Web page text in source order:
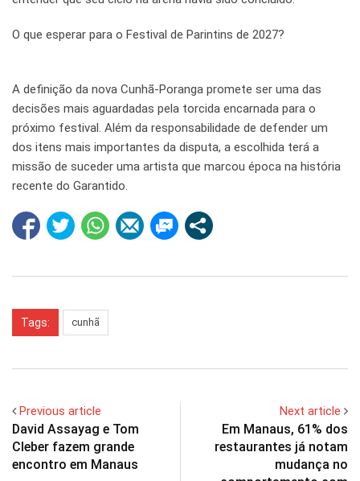
O que esperar para o Festival de Parintins de 2027?
A definição da nova Cunhã-Poranga promete ser uma das
decisões mais aguardadas pela torcida encarnada para o
próximo festival. Além da responsabilidade de defender um
dos itens mais importantes da disputa, a escolhida terá a
missão de suceder uma artista que marcou época na história
recente do Garantido.
Tags: cunhã
Previous article
David Assayag e Tom
Cleber fazem grande
encontro em Manaus
Next article
Em Manaus, 61% dos
restaurantes já notam
mudança no